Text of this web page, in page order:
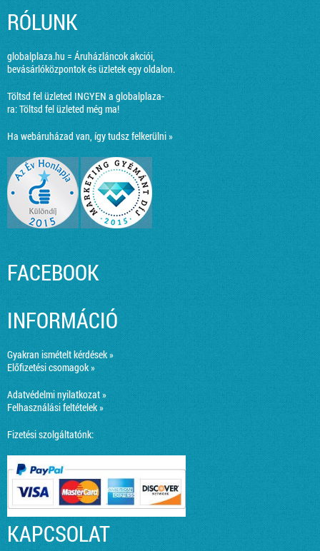
RÓLUNK
globalplaza.hu = Áruházláncok akciói,
bevásárlóközpontok és üzletek egy oldalon.
Töltsd fel üzleted INGYEN a globalplaza-
ra:Töltsd fel üzleted még ma!
Ha webáruházad van, így tudsz felkerülni »
FACEBOOK
INFORMÁCIÓ
Gyakran ismételt kérdések »
Előfizetési csomagok »
Adatvédelmi nyilatkozat »
Felhasználási feltételek »
Fizetési szolgáltatónk:
KAPCSOLAT